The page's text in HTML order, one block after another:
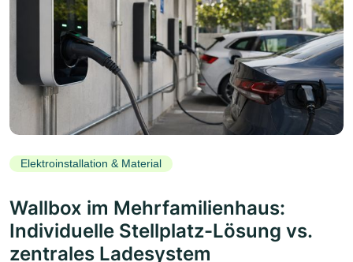
Elektroinstallation & Material
Wallbox im Mehrfamilienhaus:
Individuelle Stellplatz-Lösung vs.
zentrales Ladesystem